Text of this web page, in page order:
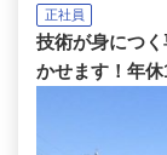
正社員
技術が身につ
かせます！年